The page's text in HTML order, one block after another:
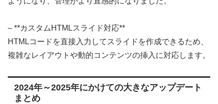
– **カスタムHTMLスライド対応**
HTMLコードを直接入力してスライドを作成できるため、
複雑なレイアウトや動的コンテンツの挿入に対応します。
2024年～2025年にかけての大きなアップデート
まとめ